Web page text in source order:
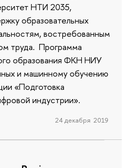
НТИ 2035,
образовательных
востребованным
труда. Программа
образования ФКН НИУ
и машинному обучению
«Подготовка
индустрии».
24 декабря 2019